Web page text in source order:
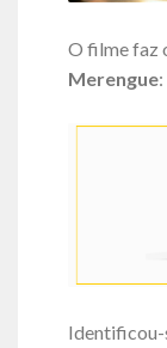
O filme faz
Merengue:
Identificou-